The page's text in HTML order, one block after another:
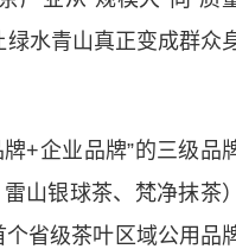
水青山真正变成群众
+企业品牌”的三级品
山银球茶、梵净抹茶）
省级茶叶区域公用品